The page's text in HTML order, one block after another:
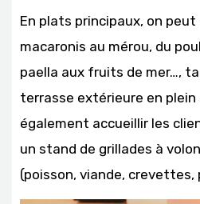
En plats principaux, on
macaronis au mérou, du
paella aux fruits de mer…,
terrasse extérieure en plein
également accueillir les
un stand de grillades à
(poisson, viande, crevettes,